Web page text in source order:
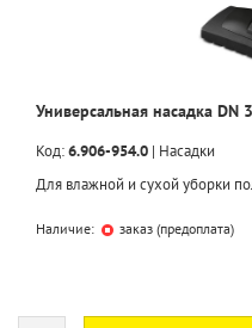
Универсальная насадка DN
Код:6.906-954.0 | Насадки
Для влажной и сухой уборки
Наличие: заказ (предоплата)